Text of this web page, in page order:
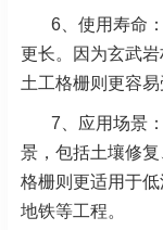
6、使用寿命
更长。因为玄武
土工格栅则更容易
7、应用场景
景，包括土壤修
格栅则更适用于
地铁等工程。